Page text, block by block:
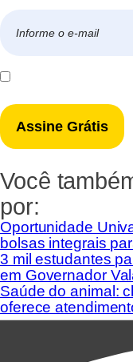
mail
Consentir
Você
por:
Oportunidade
bolsas integrais
3 mil estudantes
em Governador
Saúde do animal:
oferece